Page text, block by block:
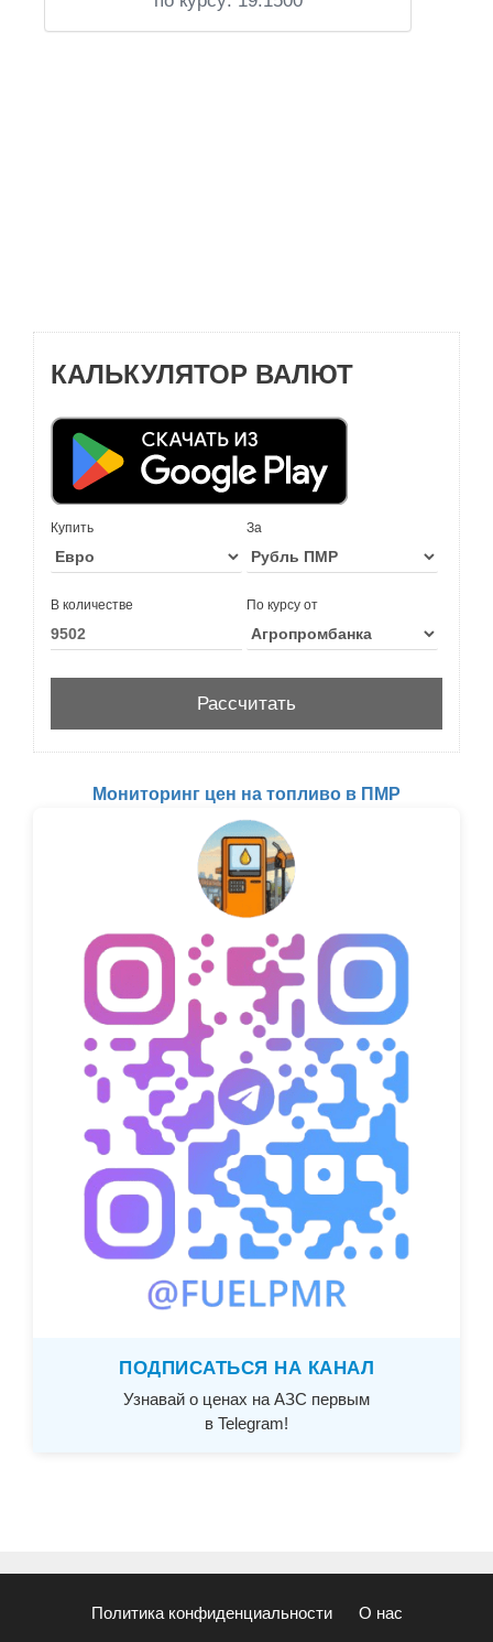
КАЛЬКУЛЯТОР ВАЛЮТ
Купить За
В количестве По курсу от
Мониторинг цен на топливо в ПМР
ПОДПИСАТЬСЯ НА КАНАЛ
Узнавай о ценах на АЗС первым
в Telegram!
Политика конфиденциальности О нас